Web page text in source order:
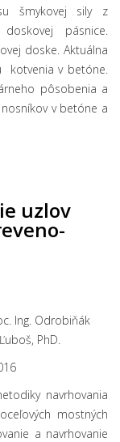
šmykovej sily z
pásnice.
doske. Aktuálna
kotvenia v betóne.
pôsobenia a
v betóne a
uzlov
Ing. Odrobiňák
Ľuboš, PhD.
2016
navrhovania
mostných
a navrhovanie